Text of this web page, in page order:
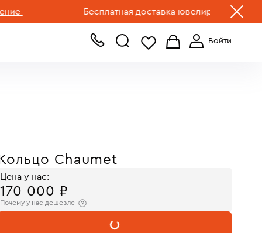
Бесплатная доставка ювелирных изделий по
+7 (499) 519-00-00
Кольцо Chaumet
Цена у нас:
170 000 ₽
Почему у нас дешевле
В КОРЗИНУ